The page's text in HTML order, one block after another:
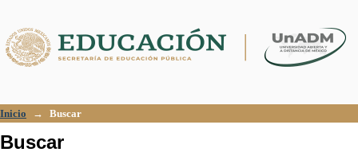
Inicio → Buscar
Buscar